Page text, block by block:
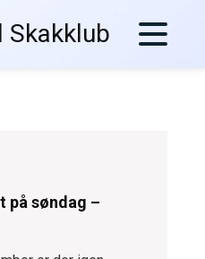
Skakklub
på søndag –